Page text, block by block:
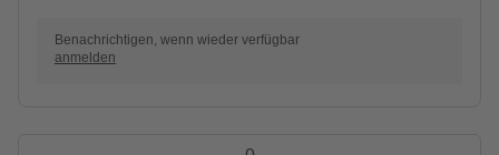
Benachrichtigen, wenn wieder verfügbar
anmelden